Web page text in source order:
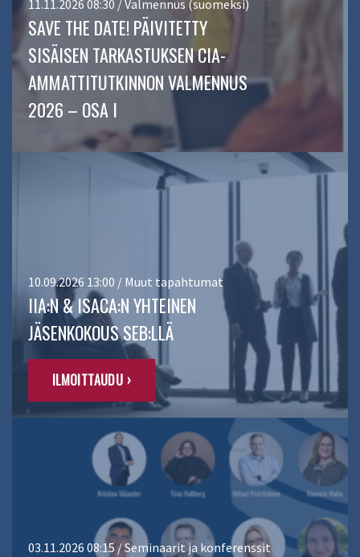
11.11.2026 08:30 / Valmennus (suomeksi)
SAVE THE DATE! PÄIVITETTY
SISÄISEN TARKASTUKSEN CIA-
AMMATTITUTKINNON VALMENNUS
2026 – OSA I
10.09.2026 13:00 / Muut tapahtumat
IIA:N & ISACA:N YHTEINEN
JÄSENKOKOUS SEB:LLÄ
ILMOITTAUDU ›
03.11.2026 08:15 / Seminaarit ja konferenssit